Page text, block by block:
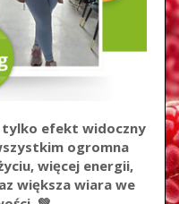
tylko efekt widoczny
ogromna
więcej energii,
większa wiara we